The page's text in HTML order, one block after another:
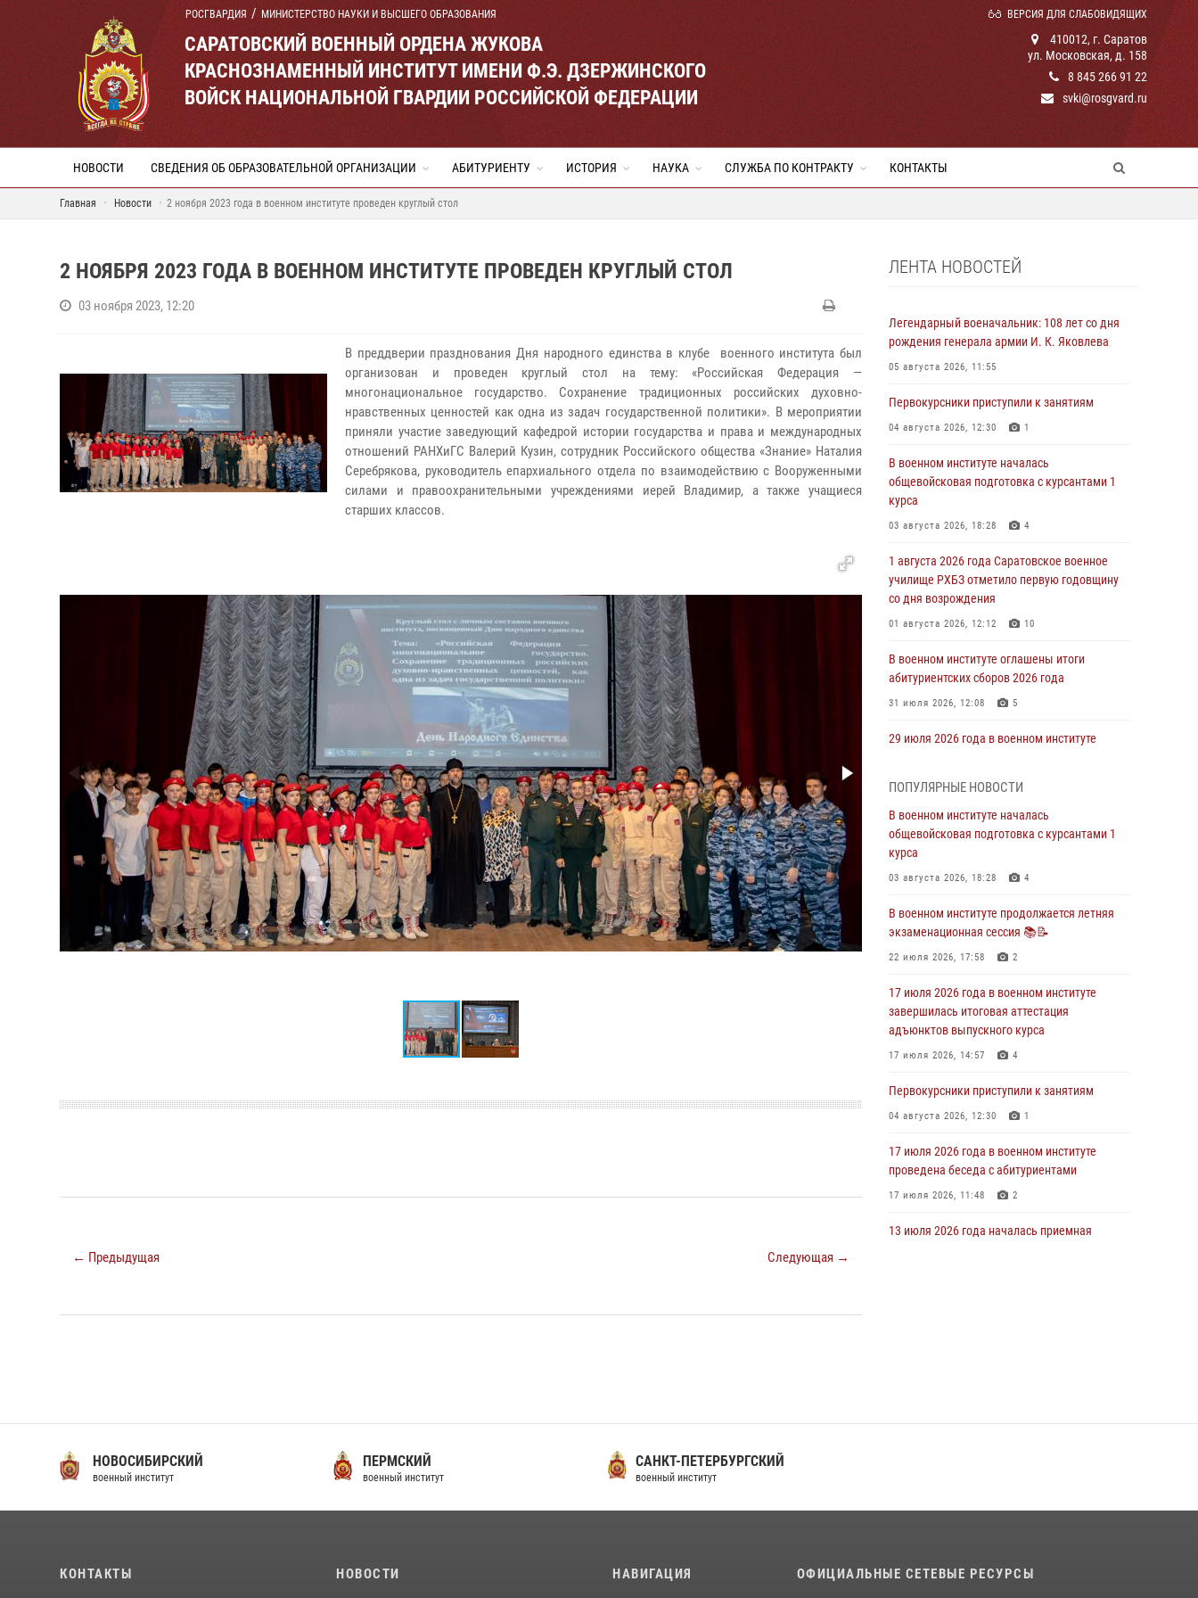
РОСГВАРДИЯ МИНИСТЕРСТВО НАУКИ И ВЫСШЕГО ОБРАЗОВАНИЯ ВЕРСИЯ ДЛЯ СЛАБОВИДЯЩИХ
САРАТОВСКИЙ ВОЕННЫЙ ОРДЕНА ЖУКОВА
КРАСНОЗНАМЕННЫЙ ИНСТИТУТ ИМЕНИ Ф.Э. ДЗЕРЖИНСКОГО
ВОЙСК НАЦИОНАЛЬНОЙ ГВАРДИИ РОССИЙСКОЙ ФЕДЕРАЦИИ
410012, г. Саратов
ул. Московская, д. 158
8 845 266 91 22
svki@rosgvard.ru
НОВОСТИ СВЕДЕНИЯ ОБ ОБРАЗОВАТЕЛЬНОЙ ОРГАНИЗАЦИИ АБИТУРИЕНТУ ИСТОРИЯ НАУКА СЛУЖБА ПО КОНТРАКТУ КОНТАКТЫ
Главная Новости 2 ноября 2023 года в военном институте проведен круглый стол
2 НОЯБРЯ 2023 ГОДА В ВОЕННОМ ИНСТИТУТЕ ПРОВЕДЕН КРУГЛЫЙ СТОЛ
03 ноября 2023, 12:20
В преддверии празднования Дня народного единства в клубе военного института был
организован и проведен круглый стол на тему: «Российская Федерация —
многонациональное государство. Сохранение традиционных российских духовно-
нравственных ценностей как одна из задач государственной политики». В мероприятии
приняли участие заведующий кафедрой истории государства и права и международных
отношений РАНХиГС Валерий Кузин, сотрудник Российского общества «Знание» Наталия
Серебрякова, руководитель епархиального отдела по взаимодействию с Вооруженными
силами и правоохранительными учреждениями иерей Владимир, а также учащиеся
старших классов.
← Предыдущая Следующая →
ЛЕНТА НОВОСТЕЙ
Легендарный военачальник: 108 лет со дня
рождения генерала армии И. К. Яковлева
05 августа 2026, 11:55
Первокурсники приступили к занятиям
04 августа 2026, 12:30 1
В военном институте началась
общевойсковая подготовка с курсантами 1
курса
03 августа 2026, 18:28 4
1 августа 2026 года Саратовское военное
училище РХБЗ отметило первую годовщину
со дня возрождения
01 августа 2026, 12:12 10
В военном институте оглашены итоги
абитуриентских сборов 2026 года
31 июля 2026, 12:08 5
29 июля 2026 года в военном институте
29 июля 2026 года курсанты военного
института успешно сдали экзамен по
вождению
28 июля 2026 года в военном институте
организована беседа и праздничный
28 июля 2026, 13:39 7
В военном институте завершается летняя
экзаменационная сессия
27 июля 2026 года в военном институте
27 июля 2026, 10:45 4
ПОПУЛЯРНЫЕ НОВОСТИ
В военном институте началась
общевойсковая подготовка с курсантами 1
курса
03 августа 2026, 18:28 4
В военном институте продолжается летняя
экзаменационная сессия 📚📝
22 июля 2026, 17:58 2
17 июля 2026 года в военном институте
завершилась итоговая аттестация
адъюнктов выпускного курса
17 июля 2026, 14:57 4
Первокурсники приступили к занятиям
04 августа 2026, 12:30 1
17 июля 2026 года в военном институте
проведена беседа с абитуриентами
17 июля 2026, 11:48 2
13 июля 2026 года началась приемная
29 июля 2026 года курсанты военного
НОВОСИБИРСКИЙ
военный институт
ПЕРМСКИЙ
военный институт
САНКТ-ПЕТЕРБУРГСКИЙ
военный институт
КОНТАКТЫ НОВОСТИ НАВИГАЦИЯ ОФИЦИАЛЬНЫЕ СЕТЕВЫЕ РЕСУРСЫ